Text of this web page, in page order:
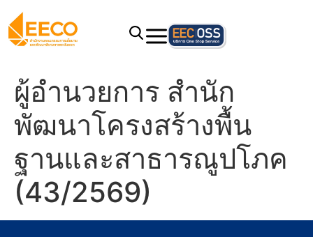
ผู้อำนวยการ สำนัก
พัฒนาโครงสร้างพื้น
ฐานและสาธารณูปโภค
(43/2569)